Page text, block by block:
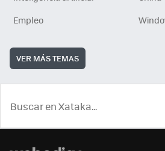
Empleo
VER MÁS TEMAS